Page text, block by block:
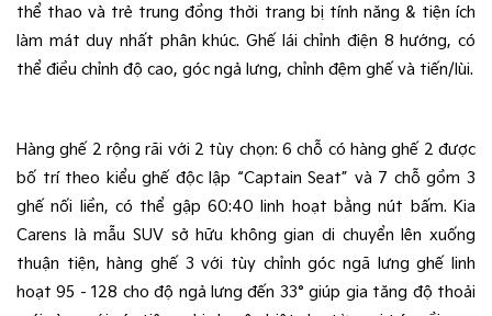
thể thao và trẻ trung đồng thời trang bị tính năng & tiện ích
làm mát duy nhất phân khúc. Ghế lái chỉnh điện 8 hướng, có
thể điều chỉnh độ cao, góc ngả lưng, chỉnh đệm ghế và tiến/lùi.
Hàng ghế 2 rộng rãi với 2 tùy chọn: 6 chỗ có hàng ghế 2 được
bố trí theo kiểu ghế độc lập “Captain Seat” và 7 chỗ gồm 3
ghế nối liền, có thể gập 60:40 linh hoạt bằng nút bấm. Kia
Carens là mẫu SUV sở hữu không gian di chuyển lên xuống
thuận tiện, hàng ghế 3 với tùy chỉnh góc ngã lưng ghế linh
hoạt 95 - 128 cho độ ngả lưng đến 33° giúp gia tăng độ thoải